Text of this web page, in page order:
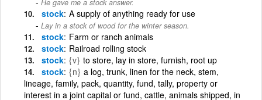
He gave me a stock answer.
stock A supply of anything ready for use
Lay in a stock of wood for the winter season.
stock Farm or ranch animals
stock Railroad rolling stock
stock {v} to store, lay in store, furnish, root up
stock {n} a log, trunk, linen for the neck, stem,
lineage, family, pack, quantity, fund, tally, property or
interest in a joint capital or fund, cattle, animals shipped, in